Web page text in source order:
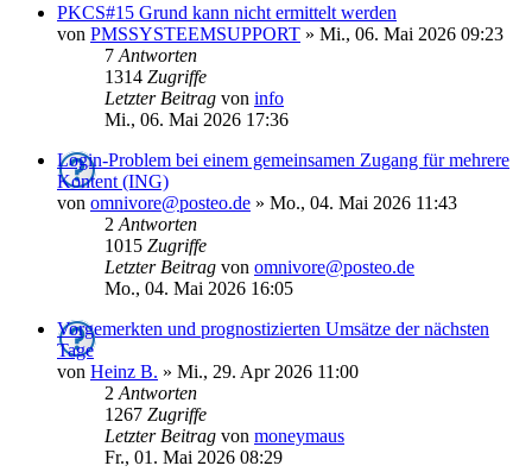
PKCS#15 Grund kann nicht ermittelt werden
von PMSSYSTEEMSUPPORT » Mi., 06. Mai 2026 09:23
7 Antworten
1314 Zugriffe
Letzter Beitrag von info
Mi., 06. Mai 2026 17:36
Login-Problem bei einem gemeinsamen Zugang für mehrere
Kontent (ING)
von omnivore@posteo.de » Mo., 04. Mai 2026 11:43
2 Antworten
1015 Zugriffe
Letzter Beitrag von omnivore@posteo.de
Mo., 04. Mai 2026 16:05
Vorgemerkten und prognostizierten Umsätze der nächsten
Tage
von Heinz B. » Mi., 29. Apr 2026 11:00
2 Antworten
1267 Zugriffe
Letzter Beitrag von moneymaus
Fr., 01. Mai 2026 08:29